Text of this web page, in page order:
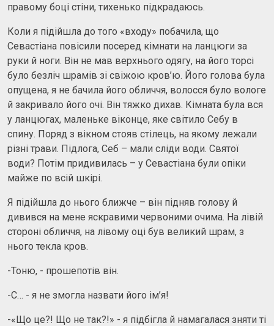
правому боці стіни, тихенько підкрадаюсь.
Коли я підійшла до того «входу» побачила, що
Севастіана повісили посеред кімнати на ланцюги за
руки й ноги. Він не мав верхнього одягу, на його торсі
було безліч шрамів зі свіжою кров’ю. Його голова була
опущена, я не бачила його обличчя, волосся було вологе
й закривало його очі. Він тяжко дихав. Кімната була вся
у ланцюгах, маленьке віконце, яке світило Себу в
спину. Поряд з вікном стояв стілець, на якому лежали
різні трави. Підлога, Себ – мали сліди води. Святої
води? Потім придивилась – у Севастіана були опіки
майже по всій шкірі.
Я підійшла до нього ближче – він підняв голову й
дивився на мене яскравими червоними очима. На лівій
стороні обличчя, на лівому оці був великий шрам, з
нього текла кров.
-Тоню, - прошепотів він.
-С… - я не змогла назвати його ім’я!
-«Що це?! Що не так?!» - я підбігла й намагалася зняти ті